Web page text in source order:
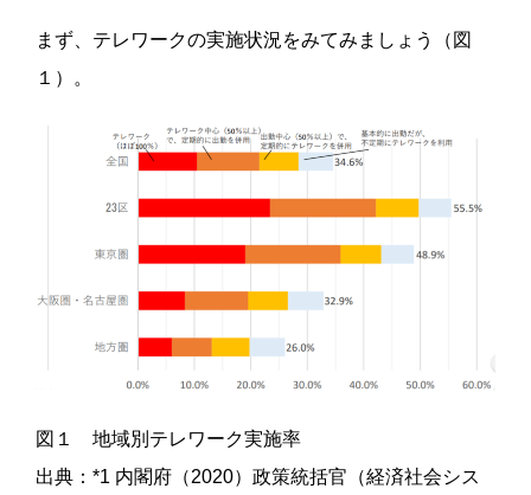
まず、テレワークの実施状況をみてみましょう（図
１）。
図１ 地域別テレワーク実施率
出典：*1 内閣府（2020）政策統括官（経済社会シス